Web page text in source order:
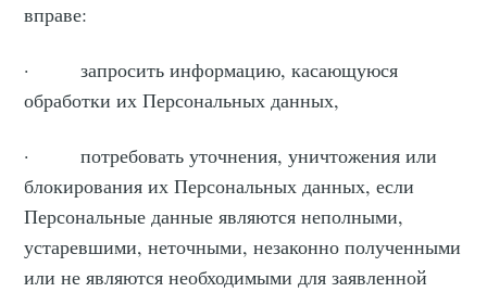
вправе:
· запросить информацию, касающуюся
обработки их Персональных данных,
· потребовать уточнения, уничтожения или
блокирования их Персональных данных, если
Персональные данные являются неполными,
устаревшими, неточными, незаконно полученными
или не являются необходимыми для заявленной